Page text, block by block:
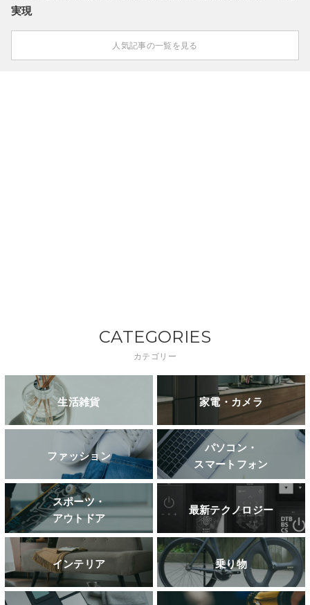
実現
人気記事の一覧を見る
CATEGORIES
カテゴリー
生活雑貨 家電・カメラ
ファッション
パソコン・
スマートフォン
スポーツ・
アウトドア
最新テクノロジー
インテリア 乗り物